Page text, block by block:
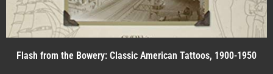
Flash from the Bowery: Classic American Tattoos, 1900-1950